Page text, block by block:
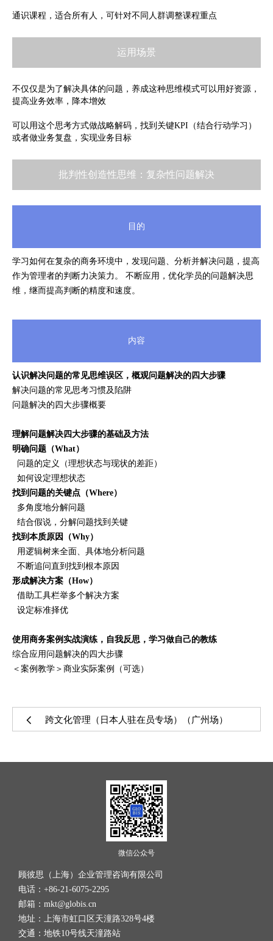
通识课程，适合所有人，可针对不同人群调整课程重点
运用场景
不仅仅是为了解决具体的问题，养成这种思维模式可以用好资源，
提高业务效率，降本增效
可以用这个思考方式做战略解码，找到关键KPI（结合行动学习）
或者做业务复盘，实现业务目标
批判性创造性思维：复杂性问题解决
目的
学习如何在复杂的商务环境中，发现问题、分析并解决问题，提高
作为管理者的判断力决策力。 不断应用，优化学员的问题解决思
维，继而提高判断的精度和速度。
内容
认识解决问题的常见思维误区，概观问题解决的四大步骤
解决问题的常见思考习惯及陷阱
问题解决的四大步骤概要
理解问题解决四大步骤的基础及方法
明确问题（What）
问题的定义（理想状态与现状的差距）
如何设定理想状态
找到问题的关键点（Where）
多角度地分解问题
结合假说，分解问题找到关键
找到本质原因（Why）
用逻辑树来全面、具体地分析问题
不断追问直到找到根本原因
形成解决方案（How）
借助工具栏举多个解决方案
设定标准择优
使用商务案例实战演练，自我反思，学习做自己的教练
综合应用问题解决的四大步骤
＜案例教学＞商业实际案例（可选）
跨文化管理（日本人驻在员专场）（广州场）
微信公众号
顾彼思（上海）企业管理咨询有限公司
电话：+86-21-6075-2295
邮箱：mkt@globis.cn
地址：上海市虹口区天潼路328号4楼
交通：地铁10号线天潼路站